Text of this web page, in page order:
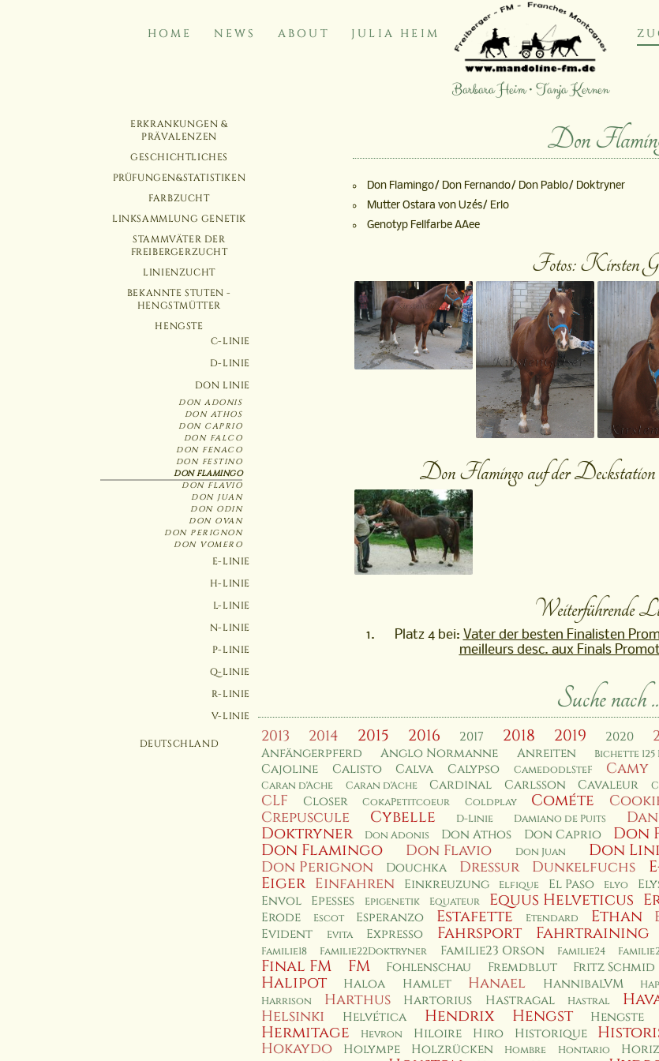
Barbara Heim • Tanja Kernen
HOME NEWS ABOUT JULIA HEIM
NAVIGATION
ÜBERSPRINGEN
ERKRANKUNGEN &
PRÄVALENZEN
GESCHICHTLICHES
PRÜFUNGEN&STATISTIKEN
FARBZUCHT
LINKSAMMLUNG GENETIK
STAMMVÄTER DER
FREIBERGERZUCHT
LINIENZUCHT
BEKANNTE STUTEN -
HENGSTMÜTTER
HENGSTE
C-LINIE
D-LINIE
DON LINIE
DON ADONIS
DON ATHOS
DON CAPRIO
DON FALCO
DON FENACO
DON FESTINO
DON FLAMINGO
DON FLAVIO
DON JUAN
DON ODIN
DON OVAN
DON PERIGNON
DON VOMERO
E-LINIE
H-LINIE
L-LINIE
N-LINIE
P-LINIE
Q-LINIE
R-LINIE
V-LINIE
DEUTSCHLAND
Don
Don Flamingo/ Don Fernando/ Don Pablo/ Doktryner
Mutter Ostara von Uzés/ Erlo
Genotyp Fellfarbe AAee
Fotos: Kirsten
Don Flamingo auf der
Weiterführende
Platz 4 bei: Vater der besten Finalisten
meilleurs desc. aux Finals
Suche nach
2013 2014 2015 2016 2017 2018 2019 2020
Anfängerpferd Anglo Normanne Anreiten Bichette 125
Cajoline Calisto Calva Calypso CamedodlSteF Camy
Caran d'Ache
Caran d'Ache Cardinal Carlsson Cavaleur
CLF Closer CokaPetitcoeur Coldplay Cométe
Crepuscule Cybelle D-Linie Damiano de Puits
Doktryner Don Adonis Don Athos Don Caprio Don
Don Flamingo Don Flavio Don Juan Don
Don Perignon Douchka Dressur Dunkelfuchs
Eiger Einfahren Einkreuzung Elfique El Paso Elyo
Envol
Epesses Epigenetik Equateur Equus Helveticus
Erode
Escot Esperanzo Estafette Etendard Ethan
Evident
Evita Expresso Fahrsport Fahrtraining
Familie18
Familie22Doktryner Familie23 Orson Familie24
Final FM FM Fohlenschau Fremdblut Fritz Schmid
Halipot
Haloa Hamlet Hanael HannibalVM
Harrison Harthus Hartorius Hastragal Hastral
Helsinki Helvética Hendrix Hengst Hengste
Hermitage Hevron Hiloire Hiro Historique
Hokaydo Holympe Holzrücken Hombre Hontario